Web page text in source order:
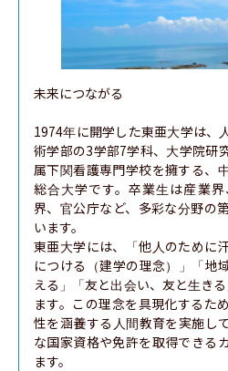
未来につながる
1974年に開学した東亜大学は、
術学部の3学部7学科、大学院研
属下関看護専門学校を擁する、
総合大学です。卒業生は産業
界、官公庁など、多彩な分野の
います。
東亜大学には、「他人のために
につける（建学の理念）」「地
える」「友と出会い、友と生き
ます。この理念を具現化するた
性を涵養する人間教育を実施し
な国家資格や免許を取得できる
ます。